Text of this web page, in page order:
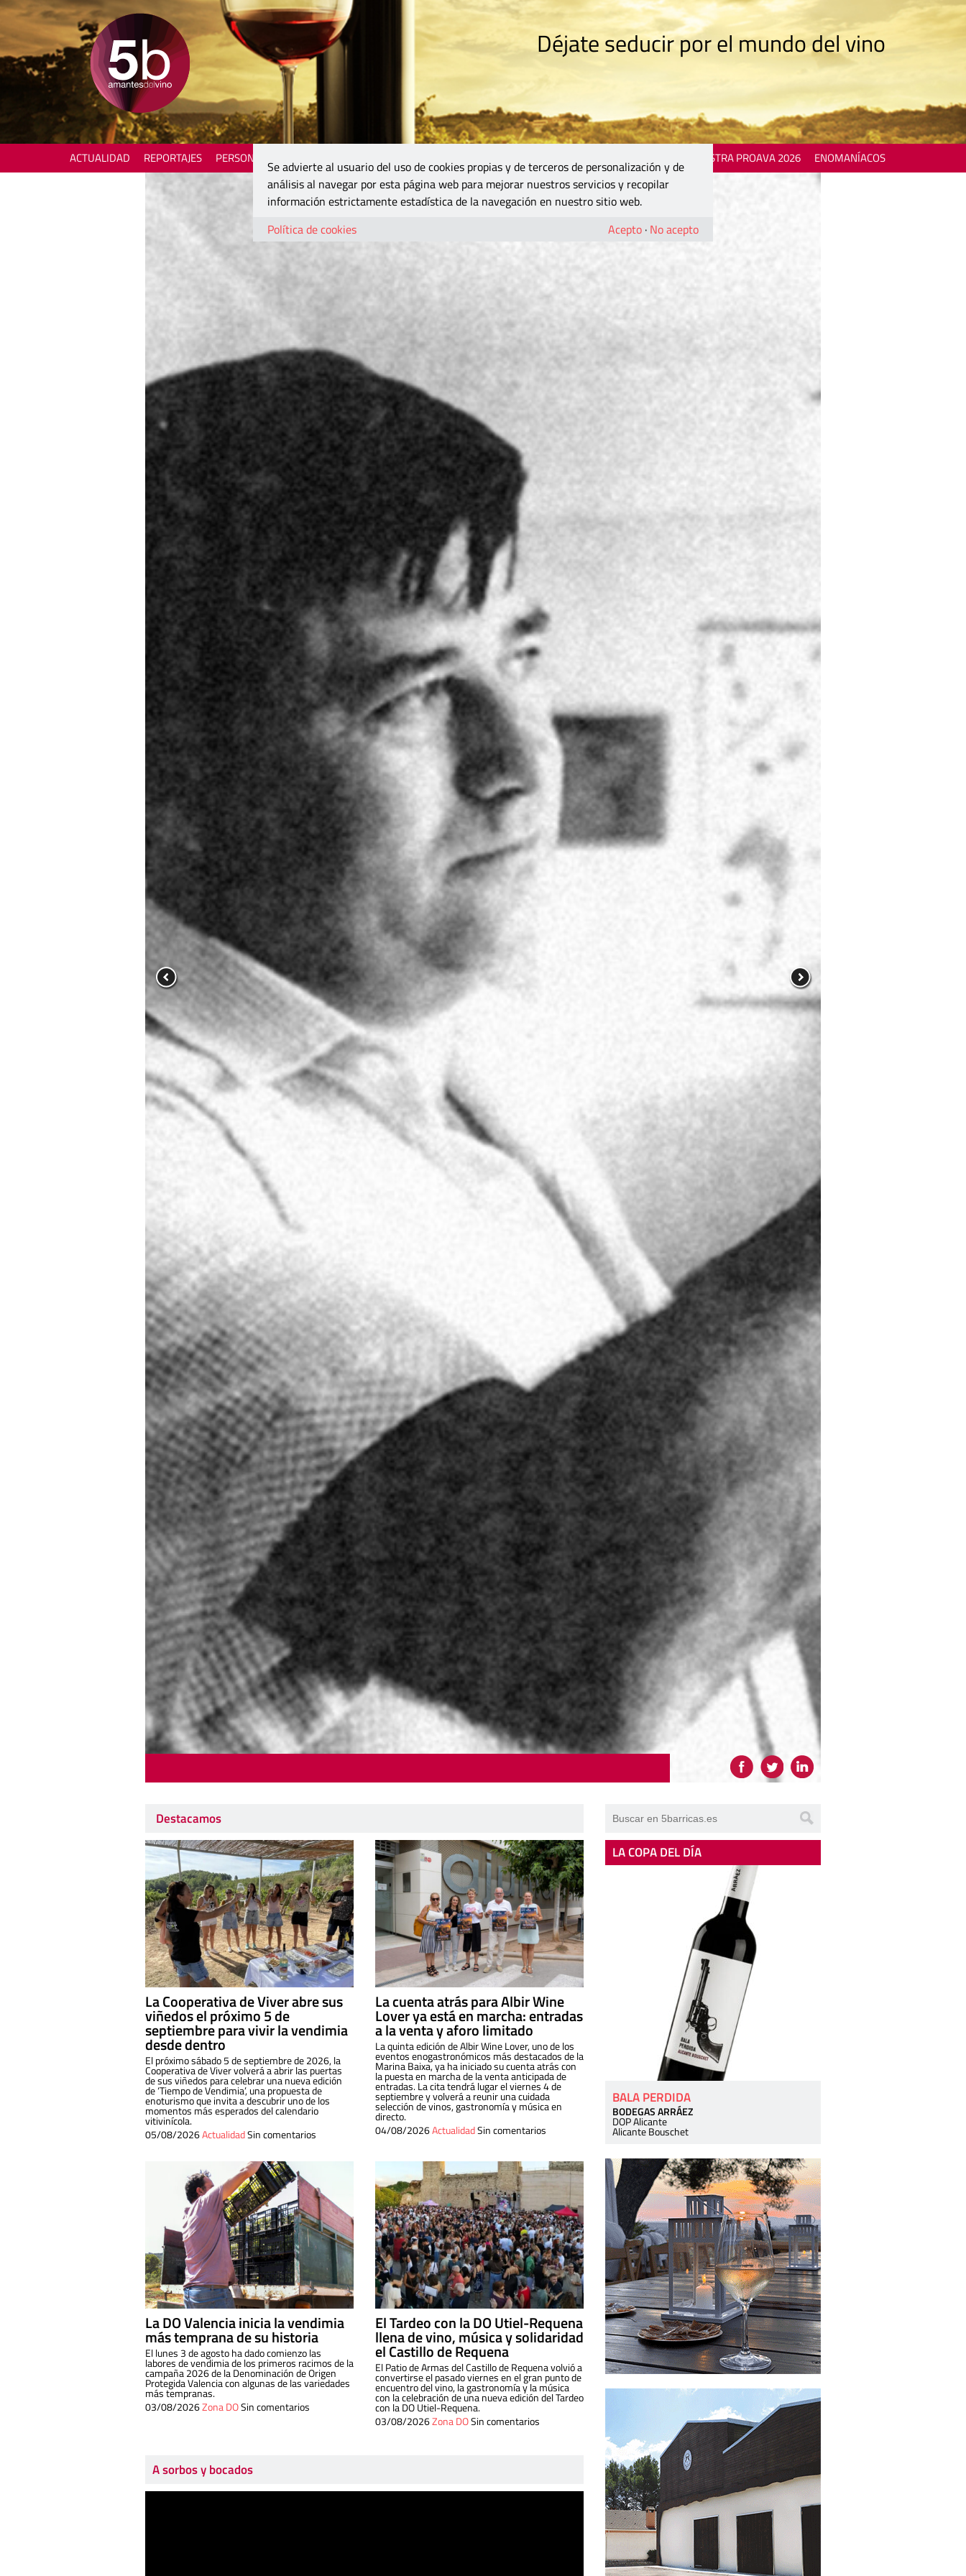
Déjate seducir por el mundo del vino
ACTUALIDAD REPORTAJES PERSONAJES MOSTRA PROAVA 2026 ENOMANÍACOS
Destacamos
La Cooperativa de Viver abre sus
viñedos el próximo 5 de
septiembre para vivir la vendimia
desde dentro
El próximo sábado 5 de septiembre de 2026, la
Cooperativa de Viver volverá a abrir las puertas
de sus viñedos para celebrar una nueva edición
de ‘Tiempo de Vendimia’, una propuesta de
enoturismo que invita a descubrir uno de los
momentos más esperados del calendario
vitivinícola.
05/08/2026ActualidadSin comentarios
La cuenta atrás para Albir Wine
Lover ya está en marcha: entradas
a la venta y aforo limitado
La quinta edición de Albir Wine Lover, uno de los
eventos enogastronómicos más destacados de la
Marina Baixa, ya ha iniciado su cuenta atrás con
la puesta en marcha de la venta anticipada de
entradas. La cita tendrá lugar el viernes 4 de
septiembre y volverá a reunir una cuidada
selección de vinos, gastronomía y música en
directo.
04/08/2026ActualidadSin comentarios
La DO Valencia inicia la vendimia
más temprana de su historia
El lunes 3 de agosto ha dado comienzo las
labores de vendimia de los primeros racimos de la
campaña 2026 de la Denominación de Origen
Protegida Valencia con algunas de las variedades
más tempranas.
03/08/2026Zona DOSin comentarios
El Tardeo con la DO Utiel-Requena
llena de vino, música y solidaridad
el Castillo de Requena
El Patio de Armas del Castillo de Requena volvió a
convertirse el pasado viernes en el gran punto de
encuentro del vino, la gastronomía y la música
con la celebración de una nueva edición del Tardeo
con la DO Utiel-Requena.
03/08/2026Zona DOSin comentarios
A sorbos y bocados
LA COPA DEL DÍA
BALA PERDIDA
BODEGAS ARRÁEZ
DOP Alicante
Alicante Bouschet
Se advierte al usuario del uso de cookies propias y de terceros de personalización y de
análisis al navegar por esta página web para mejorar nuestros servicios y recopilar
información estrictamente estadística de la navegación en nuestro sitio web.
Política de cookies
Acepto · No acepto